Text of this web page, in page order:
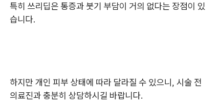
특히 쓰리딥은 통증과 붓기 부담이 거의 없다는 장점이 있
습니다.
하지만 개인 피부 상태에 따라 달라질 수 있으니, 시술 전
의료진과 충분히 상담하시길 바랍니다.